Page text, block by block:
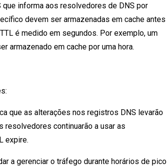
informa aos resolvedores de DNS por
devem ser armazenadas em cache antes
é medido em segundos. Por exemplo, um
armazenado em cache por uma hora.
que as alterações nos registros DNS levarão
resolvedores continuarão a usar as
expire.
a gerenciar o tráfego durante horários de pico